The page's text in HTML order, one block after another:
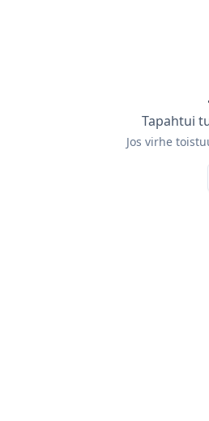
Tapahtui
Jos virhe